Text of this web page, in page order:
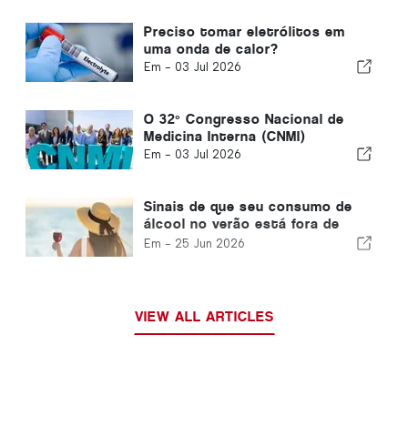
Preciso tomar eletrólitos em
uma onda de calor?
Em - 03 Jul 2026
O 32º Congresso Nacional de
Medicina Interna (CNMI)
Em - 03 Jul 2026
Sinais de que seu consumo de
álcool no verão está fora de
controle
Em - 25 Jun 2026
VIEW ALL ARTICLES